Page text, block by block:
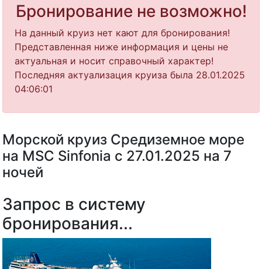
Бронирование не возможно!
На данный круиз нет кают для бронирования!
Представленная ниже информация и цены не
актуальная и носит справочный характер!
Последняя актуализация круиза была 28.01.2025
04:06:01
Морской круиз Средиземное море
на MSC Sinfonia с 27.01.2025 на 7
ночей
Запрос в систему
бронирования...